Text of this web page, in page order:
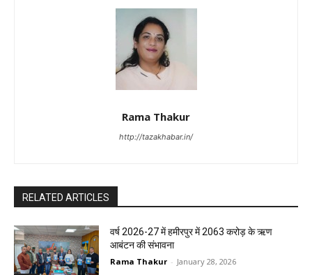
Rama Thakur
http://tazakhabar.in/
RELATED ARTICLES
वर्ष 2026-27 में हमीरपुर में 2063 करोड़ के ऋण
आबंटन की संभावना
Rama Thakur - January 28, 2026